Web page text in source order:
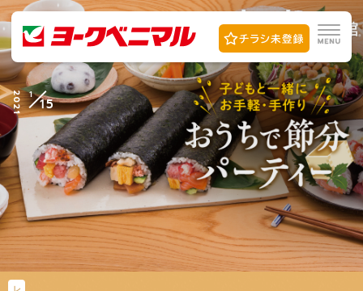
2021 1
15
レ